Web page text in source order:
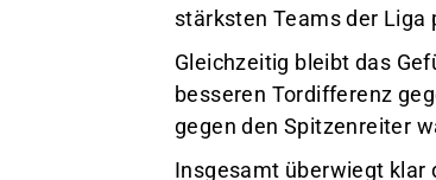
stärksten Teams der Liga
Gleichzeitig bleibt das
besseren Tordifferenz
gegen den Spitzenreiter
Insgesamt überwiegt klar